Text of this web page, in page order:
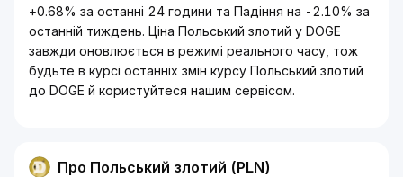
+0.68% за останні 24 години та Падіння на -2.10% за
останній тиждень. Ціна Польський злотий у DOGE
завжди оновлюється в режимі реального часу, тож
будьте в курсі останніх змін курсу Польський злотий
до DOGE й користуйтеся нашим сервісом.
Про Польський злотий (PLN)